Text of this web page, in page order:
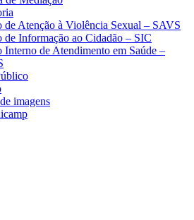
de Atenção à Violência Sexual – SAVS
de Informação ao Cidadão – SIC
Interno de Atendimento em Saúde –
imagens